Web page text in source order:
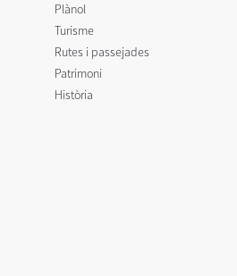
Plànol
Turisme
Rutes i passejades
Patrimoni
Història